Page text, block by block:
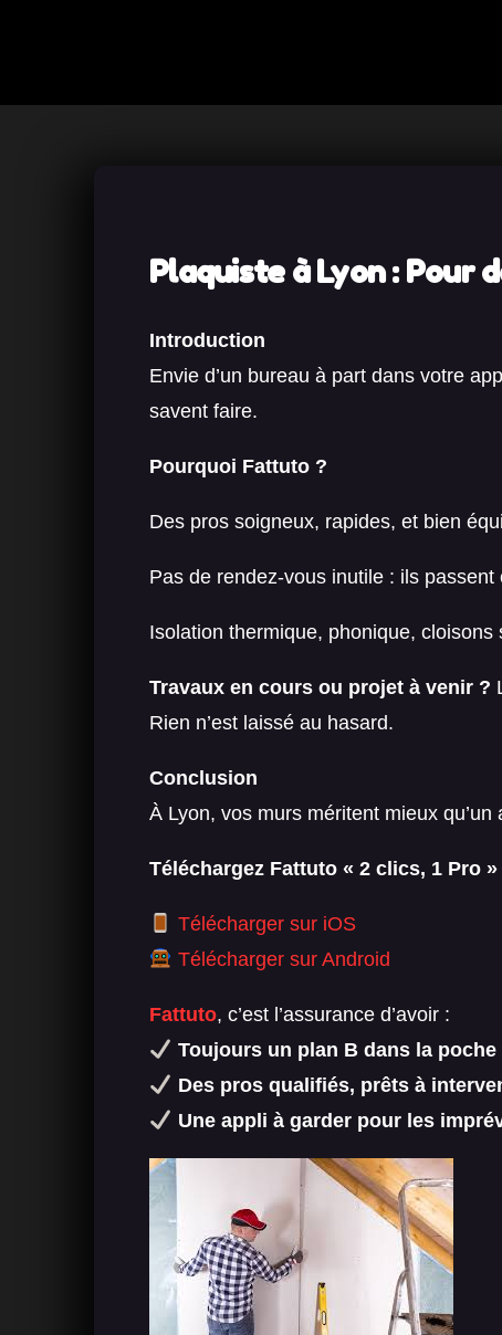
Plaquiste à Lyon : Pour
Introduction
Envie d’un bureau à part dans votre
savent faire.
Pourquoi Fattuto ?
Des pros soigneux, rapides, et bien
Pas de rendez-vous inutile : ils
Isolation thermique, phonique, cloisons
Travaux en cours ou projet à venir ?
Rien n’est laissé au hasard.
Conclusion
À Lyon, vos murs méritent mieux
Téléchargez Fattuto « 2 clics, 1 Pro
Télécharger sur iOS
Télécharger sur Android
Fattuto, c’est l’assurance d’avoir :
Toujours un plan B dans la poche
Des pros qualifiés, prêts à
Une appli à garder pour les